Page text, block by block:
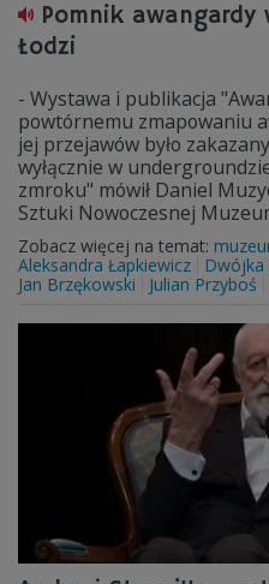
Pomnik awangardy
Łodzi
- Wystawa i publikacja
powtórnemu zmapowaniu
jej przejawów było
wyłącznie w
zmroku" mówił Daniel
Sztuki Nowoczesnej
Zobacz więcej na temat:
Aleksandra Łapkiewicz
Dwójka
Jan Brzękowski
Julian Przyboś